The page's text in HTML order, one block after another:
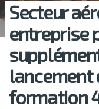
Secteur
entreprise
lancement
formation